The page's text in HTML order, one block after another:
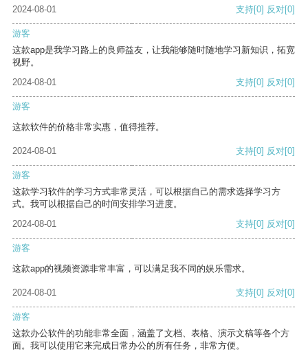
2024-08-01 支持[0] 反对[0]
游客
这款app是我学习路上的良师益友，让我能够随时随地学习新知识，拓宽
视野。
2024-08-01
支持[0] 反对[0]
游客
这款软件的价格非常实惠，值得推荐。
2024-08-01 支持[0] 反对[0]
游客
这款学习软件的学习方式非常灵活，可以根据自己的需求选择学习方
式。我可以根据自己的时间安排学习进度。
2024-08-01
支持[0] 反对[0]
游客
这款app的视频资源非常丰富，可以满足我不同的娱乐需求。
2024-08-01 支持[0] 反对[0]
游客
这款办公软件的功能非常全面，涵盖了文档、表格、演示文稿等各个方
面。我可以使用它来完成日常办公的所有任务，非常方便。